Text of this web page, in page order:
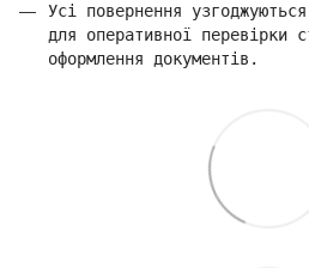
Усі повернення
для оперативної перевірки
оформлення документів.